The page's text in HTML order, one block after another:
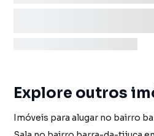
Explore outros